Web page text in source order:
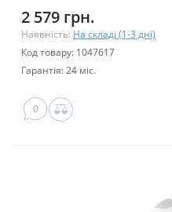
2 579 грн.
Наявність: На складі (1-3 дні)
Код товару: 1047617
Гарантія: 24 міс.
0